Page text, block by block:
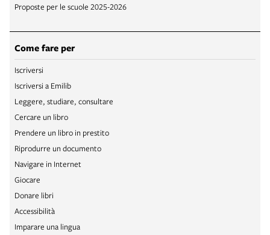
Proposte per le scuole 2025-2026
Come fare per
Iscriversi
Iscriversi a Emilib
Leggere, studiare, consultare
Cercare un libro
Prendere un libro in prestito
Riprodurre un documento
Navigare in Internet
Giocare
Donare libri
Accessibilità
Imparare una lingua